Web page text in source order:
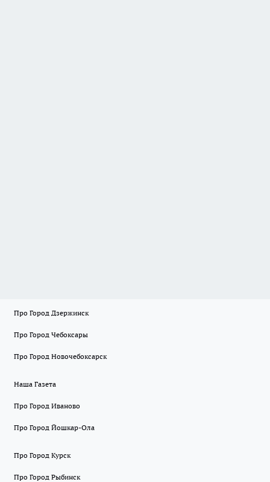
Про Город Дзержинск
Про Город Чебоксары
Про Город Новочебоксарск
Наша Газета
Про Город Иваново
Про Город Йошкар-Ола
Про Город Курск
Про Город Рыбинск